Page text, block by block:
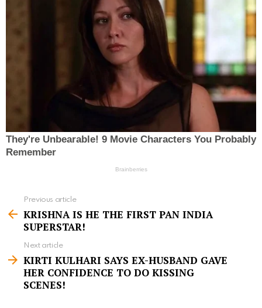
e
m
Previous article
KRISHNA IS HE THE FIRST PAN INDIA
SUPERSTAR!
Next article
KIRTI KULHARI SAYS EX-HUSBAND GAVE
HER CONFIDENCE TO DO KISSING
SCENES!